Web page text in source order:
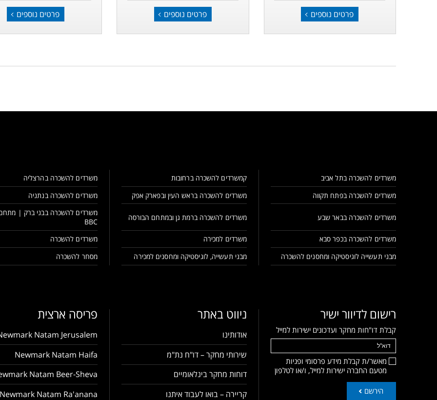
פרטים נוספים פרטים נוספים פרטים נוספים
משרדים להשכרה בתל אביב קמשרדים להשכרה ברחובות משרדים להשכרה בהרצליה
משרדים להשכרה בפתח תקווה
משרדים להשכרה בראש העין ובפארק אפק משרדים להשכרה בנתניה
משרדים להשכרה בבאר שבע משרדים להשכרה ברמת גן ובמתחם הבורסה
משרדים להשכרה בבני ברק |
BBC
משרדים להשכרה בכפר סבא משרדים למכירה משרדים להשכרה
מבני תעשייה לוגיסטיקה ומחסנים להשכרה
מבני תעשייה, לוגיסטיקה ומחסנים למכירה מסחר להשכרה
רישום לדיוור ישיר
קבלת דו"חות מחקר ועדכונים ישירות למייל
מאשר/ת קבלת מידע פרסומי ופניות
מטעם החברה ישירות למייל, ו/או לטלפון
הירשם
ניווט באתר
אודותינו
שירותי מחקר – דו"ח נת"מ
דוחות מחקר בינלאומיים
קריירה – בואו לעבוד איתנו
פריסה ארצית
Natam Jerusalem
Newmark Natam Haifa
Natam Beer-Sheva
Newmark Natam Ra'anana